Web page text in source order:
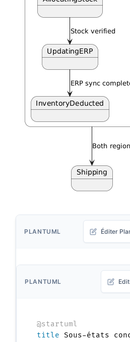
PLANTUML Éditer
PLANTUML
@startuml
title Sous-états